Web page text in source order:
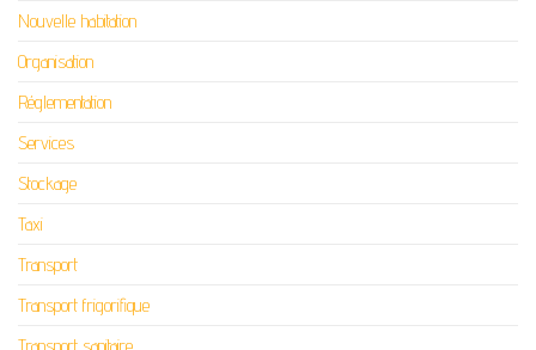
Nouvelle habitation
Organisation
Réglementation
Services
Stockage
Taxi
Transport
Transport frigorifique